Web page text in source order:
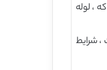
، لوله
شرایط